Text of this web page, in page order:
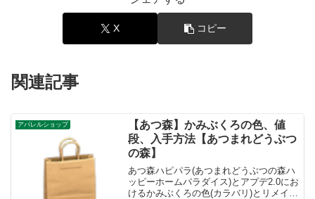
X コピー
関連記事
アパレルショップ
【あつ森】かみぶくろの色、値
段、入手方法【あつまれどうぶつ
の森】
あつ森ハピパラ(あつまれどうぶつの森ハ
ッピーホームパラダイス)とアプデ2.0にお
けるかみぶくろの色(カラバリ)とリメイ